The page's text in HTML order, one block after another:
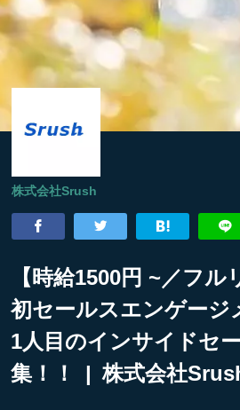
株式会社Srush
【時給1500円 ~／フル
初セールスエンゲージ
1人目のインサイドセ
集！！ | 株式会社